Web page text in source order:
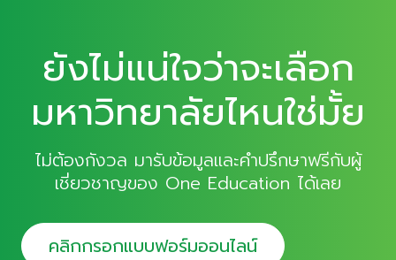
ยังไม่แน่ใจว่าจะเลือก
มหาวิทยาลัยไหนใช่มั้ย
ไม่ต้องกังวล มารับข้อมูลและคำปรึกษาฟรีกับผู้
เชี่ยวชาญของ One Education ได้เลย
คลิกกรอกแบบฟอร์มออนไลน์